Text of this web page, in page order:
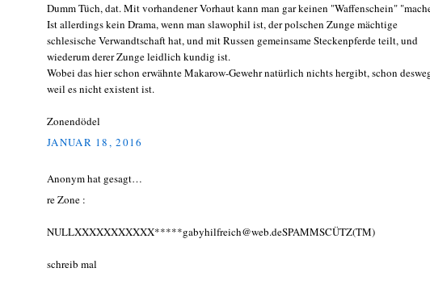
Dumm Tüch, dat. Mit vorhandener Vorhaut kann man gar keinen "Waffenschein"
Ist allerdings kein Drama, wenn man slawophil ist, der polschen Zunge mächtige
schlesische Verwandtschaft hat, und mit Russen gemeinsame Steckenpferde teilt, und
wiederum derer Zunge leidlich kundig ist.
Wobei das hier schon erwähnte Makarow-Gewehr natürlich nichts hergibt, schon
weil es nicht existent ist.
Zonendödel
JANUAR 18, 2016
Anonym hat gesagt…
re Zone :
NULLXXXXXXXXXXX*****gabyhilfreich@web.deSPAMMSCÜTZ(TM)
schreib mal